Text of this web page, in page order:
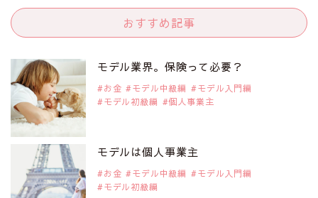
2019年9月29日
是非ご覧ください。
注目モデル カーラ・デルヴィーニュ
2019年9月29日
是非ご覧ください。
注目モデル 松川 来海さん
おすすめ記事
モデル業界。保険って必要？
お金 モデル中級編
モデル入門編
モデル初級編
個人事業主
モデルは個人事業主
お金 モデル中級編
モデル入門編
モデル初級編